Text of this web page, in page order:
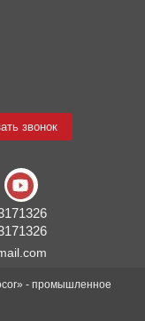
звонок
- промышленное